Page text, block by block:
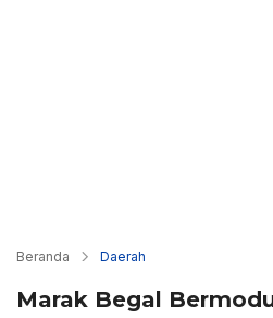
Beranda Daerah
Marak Begal